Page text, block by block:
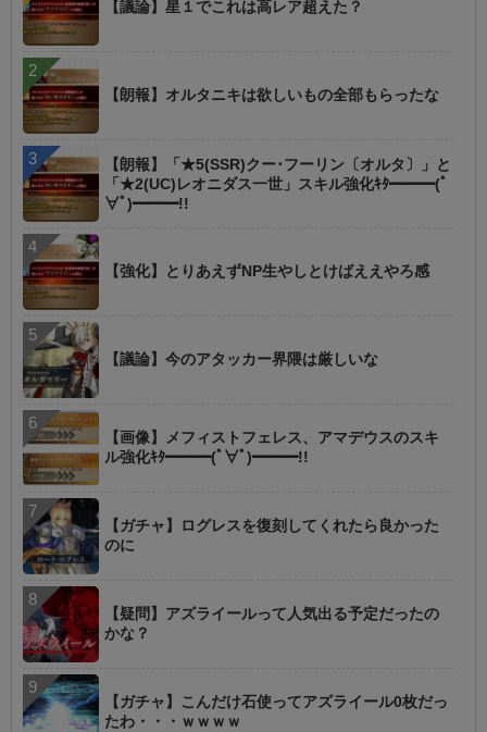
【議論】星１でこれは高レア超えた？
【朗報】オルタニキは欲しいもの全部もらったな
【朗報】「★5(SSR)クー･フーリン〔オルタ〕」と
「★2(UC)レオニダス一世」スキル強化ｷﾀ━━━(ﾟ
∀ﾟ)━━━!!
【強化】とりあえずNP生やしとけばええやろ感
【議論】今のアタッカー界隈は厳しいな
【画像】メフィストフェレス、アマデウスのスキ
ル強化ｷﾀ━━━(ﾟ∀ﾟ)━━━!!
【ガチャ】ログレスを復刻してくれたら良かった
のに
【疑問】アズライールって人気出る予定だったの
かな？
【ガチャ】こんだけ石使ってアズライール0枚だっ
たわ・・・ｗｗｗｗ